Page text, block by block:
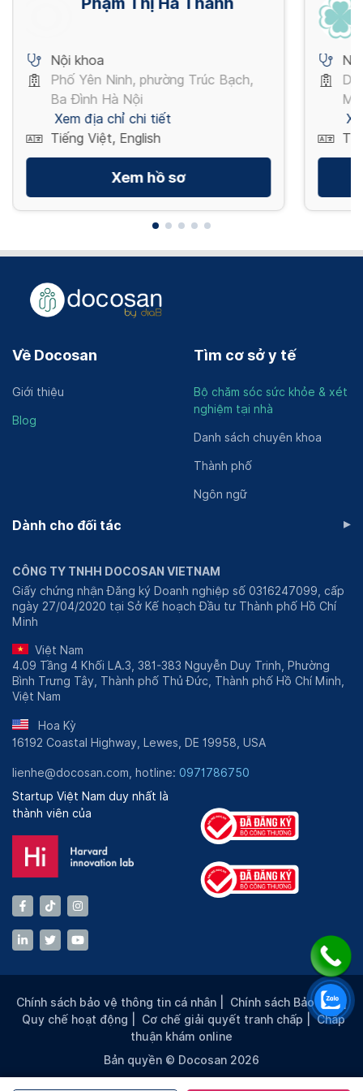
Nội khoa
Phố Yên Ninh, phường Trúc Bạch,
Ba Đình Hà Nội
Xem địa chỉ chi tiết
Tiếng Việt, English
Xem hồ sơ
Về Docosan
Giới thiệu
Blog
Tìm cơ sở y tế
Bộ chăm sóc sức khỏe & xét
nghiệm tại nhà
Danh sách chuyên khoa
Thành phố
Ngôn ngữ
Dành cho đối tác ▸
CÔNG TY TNHH DOCOSAN VIETNAM
Giấy chứng nhận Đăng ký Doanh nghiệp số 0316247099, cấp
ngày 27/04/2020 tại Sở Kế hoạch Đầu tư Thành phố Hồ Chí
Minh
Việt Nam
4.09 Tầng 4 Khối LA.3, 381-383 Nguyễn Duy Trinh, Phường
Bình Trưng Tây, Thành phố Thủ Đức, Thành phố Hồ Chí Minh,
Việt Nam
Hoa Kỳ
16192 Coastal Highway, Lewes, DE 19958, USA
lienhe@docosan.com, hotline: 0971786750
Startup Việt Nam duy nhất là
thành viên của
Chính sách bảo vệ thông tin cá nhân Chính sách Bảo mật |
Quy chế hoạt động
Cơ chế giải quyết tranh chấp |Chấp
thuận khám online
Bản quyền © Docosan 2026